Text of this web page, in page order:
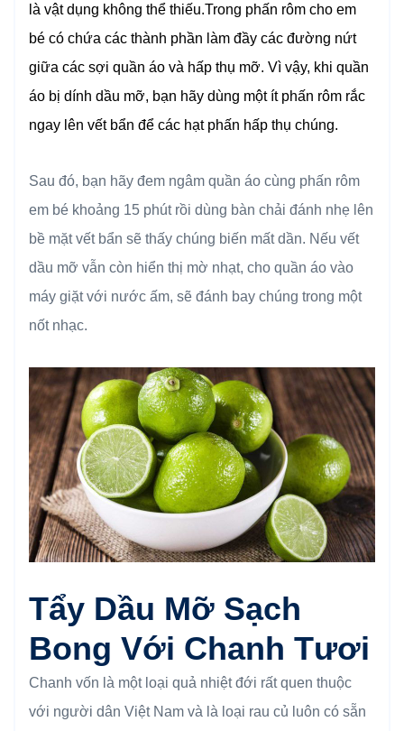
là vật dụng không thể thiếu.Trong phấn rôm cho em
bé có chứa các thành phần làm đầy các đường nứt
giữa các sợi quần áo và hấp thụ mỡ. Vì vậy, khi quần
áo bị dính dầu mỡ, bạn hãy dùng một ít phấn rôm rắc
ngay lên vết bẩn để các hạt phấn hấp thụ chúng.
Sau đó, bạn hãy đem ngâm quần áo cùng phấn rôm
em bé khoảng 15 phút rồi dùng bàn chải đánh nhẹ lên
bề mặt vết bẩn sẽ thấy chúng biến mất dần. Nếu vết
dầu mỡ vẫn còn hiển thị mờ nhạt, cho quần áo vào
máy giặt với nước ấm, sẽ đánh bay chúng trong một
nốt nhạc.
Tẩy Dầu Mỡ Sạch
Bong Với Chanh Tươi
Chanh vốn là một loại quả nhiệt đới rất quen thuộc
với người dân Việt Nam và là loại rau củ luôn có sẵn